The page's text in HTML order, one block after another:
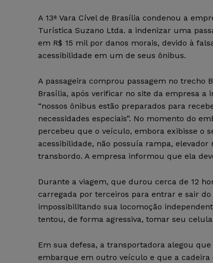
A 13ª Vara Cível de Brasília condenou a
Turística Suzano Ltda. a indenizar uma
em R$ 15 mil por danos morais, devido à
acessibilidade em um de seus ônibus.
A passageira comprou passagem no trecho
Brasília, após verificar no site da empresa a
“nossos ônibus estão preparados para
necessidades especiais”. No momento do
percebeu que o veículo, embora exibisse o
acessibilidade, não possuía rampa, elevador
transbordo. A empresa informou que ela
Durante a viagem, que durou cerca de 12
carregada por terceiros para entrar e sair
impossibilitando sua locomoção
tentou, de forma agressiva, tomar seu
Em sua defesa, a transportadora alegou
embarque em outro veículo e que a